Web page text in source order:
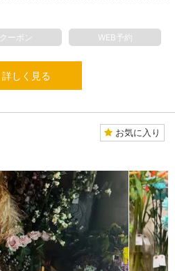
クーポン WEB予約
詳しく見る
お気に入り